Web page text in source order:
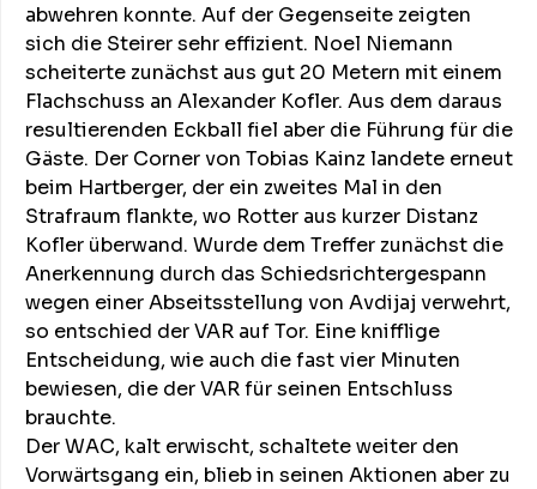
abwehren konnte. Auf der Gegenseite zeigten
sich die Steirer sehr effizient. Noel Niemann
scheiterte zunächst aus gut 20 Metern mit einem
Flachschuss an Alexander Kofler. Aus dem daraus
resultierenden Eckball fiel aber die Führung für die
Gäste. Der Corner von Tobias Kainz landete erneut
beim Hartberger, der ein zweites Mal in den
Strafraum flankte, wo Rotter aus kurzer Distanz
Kofler überwand. Wurde dem Treffer zunächst die
Anerkennung durch das Schiedsrichtergespann
wegen einer Abseitsstellung von Avdijaj verwehrt,
so entschied der VAR auf Tor. Eine knifflige
Entscheidung, wie auch die fast vier Minuten
bewiesen, die der VAR für seinen Entschluss
brauchte.
Der WAC, kalt erwischt, schaltete weiter den
Vorwärtsgang ein, blieb in seinen Aktionen aber zu